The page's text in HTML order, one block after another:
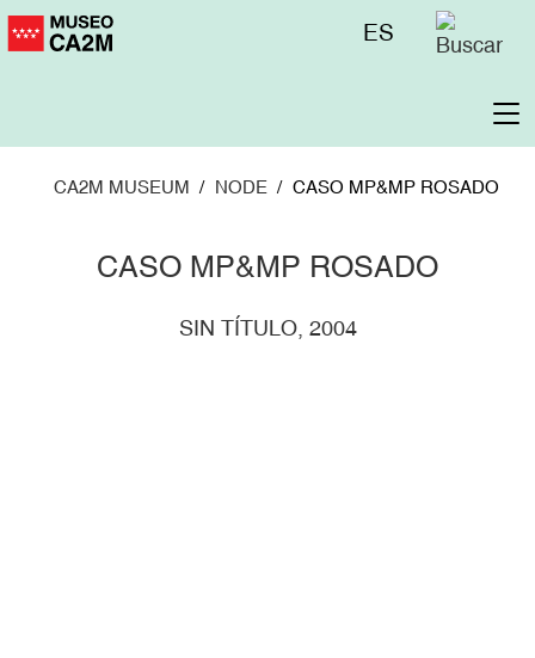
Skip
to
Menú
ES
CA2M MUSEUM NODE CASO MP&MP ROSADO
CASO MP&MP ROSADO
SIN TÍTULO, 2004